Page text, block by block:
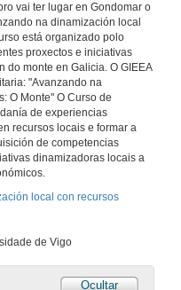
vai ter lugar en Gondomar o
na dinamización local
está organizado polo
proxectos e iniciativas
do monte en Galicia. O GIEEA
"Avanzando na
O Monte" O Curso de
de experiencias
recursos locais e formar a
de competencias
dinamizadoras locais a
local con recursos
de Vigo
Ocultar
2016
Aproveitamento de pequenos froitos e cogumelos
Santiago Liñares
Eva González
2016